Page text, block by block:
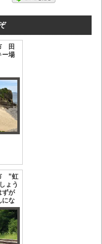
田
ー場
”虹
ょう
ずが
にな